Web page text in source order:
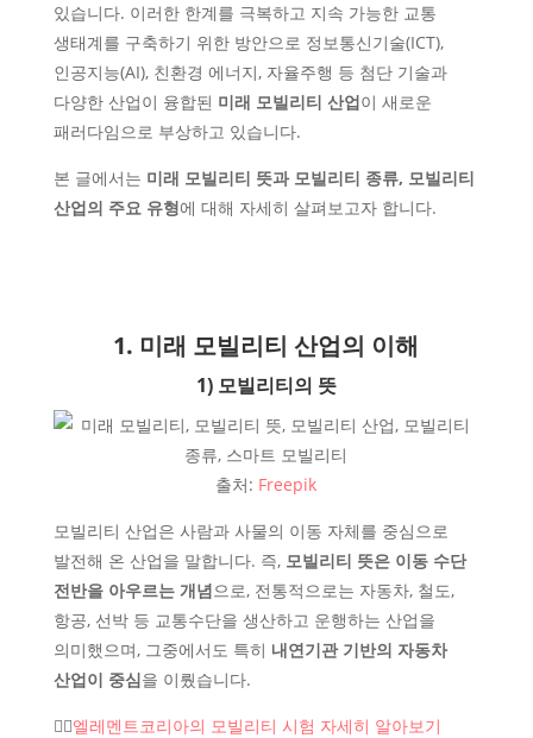
있습니다. 이러한 한계를 극복하고 지속 가능한 교통
생태계를 구축하기 위한 방안으로 정보통신기술(ICT),
인공지능(AI), 친환경 에너지, 자율주행 등 첨단 기술과
다양한 산업이 융합된 미래 모빌리티 산업이 새로운
패러다임으로 부상하고 있습니다.
본 글에서는 미래 모빌리티 뜻과 모빌리티 종류, 모빌리티
산업의 주요 유형에 대해 자세히 살펴보고자 합니다.
1. 미래 모빌리티 산업의 이해
1) 모빌리티의 뜻
출처: Freepik
모빌리티 산업은 사람과 사물의 이동 자체를 중심으로
발전해 온 산업을 말합니다. 즉, 모빌리티 뜻은 이동 수단
전반을 아우르는 개념으로, 전통적으로는 자동차, 철도,
항공, 선박 등 교통수단을 생산하고 운행하는 산업을
의미했으며, 그중에서도 특히 내연기관 기반의 자동차
산업이 중심을 이뤘습니다.
👉🏻엘레멘트코리아의 모빌리티 시험 자세히 알아보기